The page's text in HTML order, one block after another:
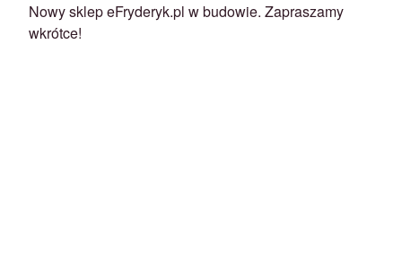
Nowy sklep eFryderyk.pl w budowie. Zapraszamy
wkrótce!